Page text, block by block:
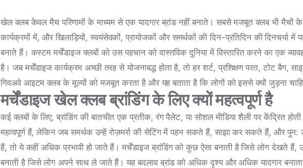
खेल क्लब केवल मैच परिणामों के माध्यम से एक यादगार ब्रांड नहीं बनाते। सबसे मजबूत क्लब भी मैचों के
कार्यक्रमों में, और खिलाड़ियों, स्वयंसेवकों, प्रायोजकों और समर्थकों की दिन-प्रतिदिन की दिनचर्या में
बनाते हैं। कस्टम मर्चेंडाइज क्लबों को उस पहचान को वास्तविक दुनिया में विस्तारित करने का एक
है। जब मर्चेंडाइज कार्यक्रम अच्छी तरह से योजनाबद्ध होता है, तो हर शर्ट, प्रशिक्षण परत, टोट बैग,
गिवअवे आइटम क्लब के मूल्यों को मजबूत करता है और यह बताता है कि लोगों को इससे क्यों जुड़ना
मर्चेंडाइज खेल क्लब ब्रांडिंग के लिए क्यों महत्वपूर्ण है
कई क्लबों के लिए, ब्रांडिंग की बातचीत एक प्रतीक, रंग पैलेट, या सोशल मीडिया शैली पर केंद्रित
महत्वपूर्ण हैं, लेकिन जब समर्थक उन्हें रोज़मर्रा की सेटिंग में पहन सकते हैं, साझा कर सकते हैं, और
हैं, तो ये कहीं अधिक प्रभावी हो जाते हैं। मर्चेंडाइज ब्रांडिंग को कुछ ऐसा बनाती है जिसे लोग देखते
बनाती है जिसे लोग अपने साथ ले जाते हैं। यह बदलाव ब्रांड को अधिक दृश्य और अधिक यादगार